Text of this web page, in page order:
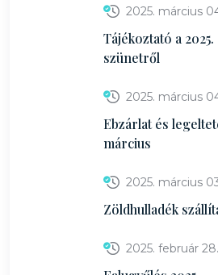
2025. március
Tájékoztató a
szünetről
2025. március
Ebzárlat és
március
2025. március
Zöldhulladék
2025. február 28.